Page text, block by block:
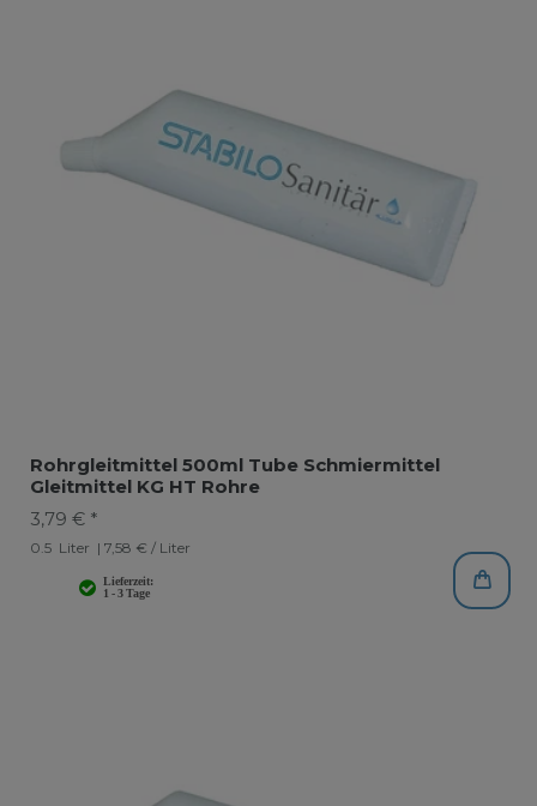
Rohrgleitmittel 500ml Tube Schmiermittel
Gleitmittel KG HT Rohre
3,79 € *
0.5 Liter | 7,58 € / Liter